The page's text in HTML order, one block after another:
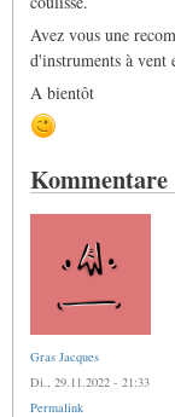
Avez vous une
d'instruments à vent
A bientôt
Kommentare
Gras Jacques
Di., 29.11.2022 - 21:33
Permalink